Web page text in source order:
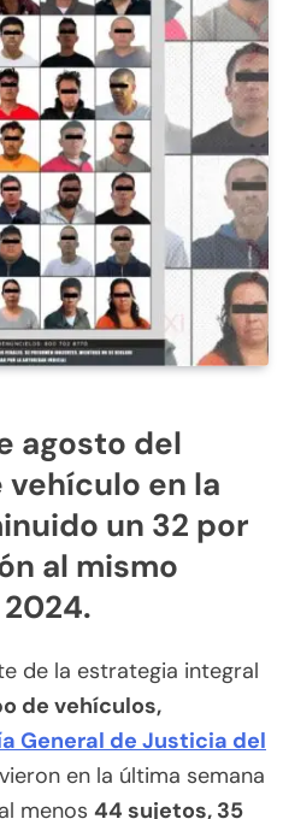
agosto del
vehículo en la
un 32 por
al mismo
de la estrategia integral
de vehículos,
General de Justicia del
en la última semana
menos 44 sujetos, 35